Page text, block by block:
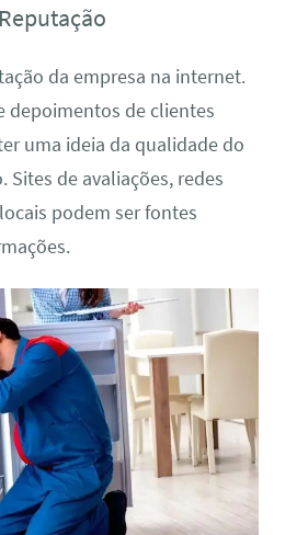
da empresa na internet.
depoimentos de clientes
uma ideia da qualidade do
Sites de avaliações, redes
podem ser fontes